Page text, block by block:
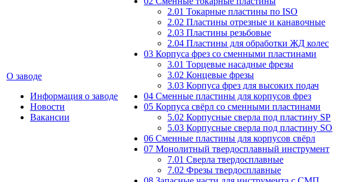
О заводе
Информация о заводе
Новости
Вакансии
2.01 Токарные пластины по ISO
2.02 Пластины отрезные и канавочные
2.03 Пластины резьбовые
2.04 Пластины для обработки ЖД колес
03 Корпуса фрез со сменными пластинами
3.01 Торцевые насадные фрезы
3.02 Концевые фрезы
3.03 Корпуса фрез для высоких подач
04 Сменные пластины для корпусов фрез
05 Корпуса свёрл со сменными пластинами
5.02 Корпусные сверла под пластину SP
5.03 Корпусные сверла под пластину SO
06 Сменные пластины для корпусов свёрл
07 Монолитный твердосплавный инструмент
7.01 Сверла твердосплавные
7.02 Фрезы твердосплавные